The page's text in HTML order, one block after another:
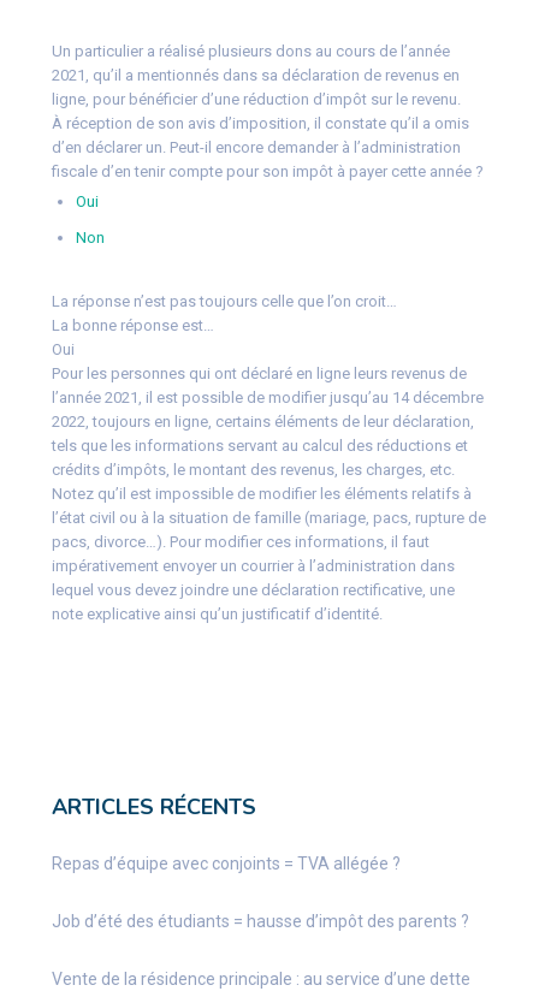
Un particulier a réalisé plusieurs dons au cours de l’année
2021, qu’il a mentionnés dans sa déclaration de revenus en
ligne, pour bénéficier d’une réduction d’impôt sur le revenu.
À réception de son avis d’imposition, il constate qu’il a omis
d’en déclarer un. Peut-il encore demander à l’administration
fiscale d’en tenir compte pour son impôt à payer cette année ?
Oui
Non
La réponse n’est pas toujours celle que l’on croit…
La bonne réponse est…
Oui
Pour les personnes qui ont déclaré en ligne leurs revenus de
l’année 2021, il est possible de modifier jusqu’au 14 décembre
2022, toujours en ligne, certains éléments de leur déclaration,
tels que les informations servant au calcul des réductions et
crédits d’impôts, le montant des revenus, les charges, etc.
Notez qu’il est impossible de modifier les éléments relatifs à
l’état civil ou à la situation de famille (mariage, pacs, rupture de
pacs, divorce…). Pour modifier ces informations, il faut
impérativement envoyer un courrier à l’administration dans
lequel vous devez joindre une déclaration rectificative, une
note explicative ainsi qu’un justificatif d’identité.
ARTICLES RÉCENTS
Repas d’équipe avec conjoints = TVA allégée ?
Job d’été des étudiants = hausse d’impôt des parents ?
Vente de la résidence principale : au service d’une dette